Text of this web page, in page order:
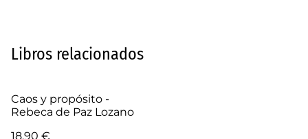
Libros relacionados
Caos y propósito -
Rebeca de Paz Lozano
18,90 €